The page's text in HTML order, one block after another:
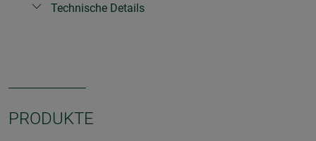
Technische Details
PRODUKTE